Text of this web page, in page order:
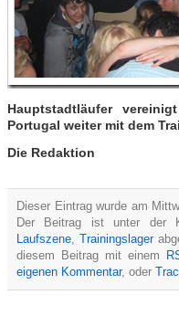
Hauptstadtläufer
Portugal weiter mit dem
Die Redaktion
Dieser Eintrag wurde am
Der Beitrag ist unter der
Laufszene, Trainingslager
diesem Beitrag mit einem
eigenen Kommentar, oder